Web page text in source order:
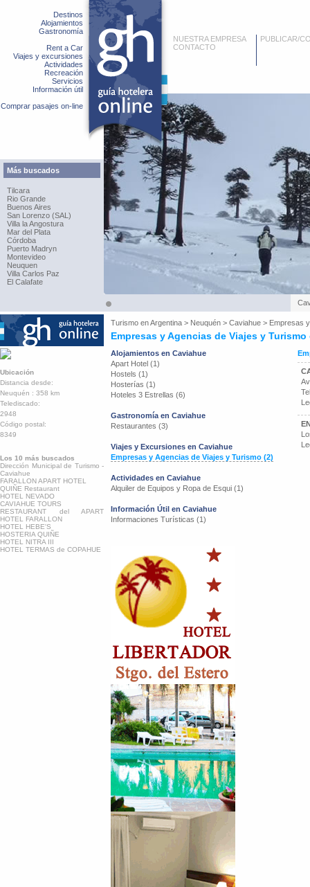
Destinos
Alojamientos
Gastronomía
Rent a Car
Viajes y excursiones
Actividades
Recreación
Servicios
Información útil
Comprar pasajes on-line
Más buscados
Tilcara
Rio Grande
Buenos Aires
San Lorenzo (SAL)
Villa la Angostura
Mar del Plata
Córdoba
Puerto Madryn
Montevideo
Neuquen
Villa Carlos Paz
El Calafate
NUESTRA EMPRESA
CONTACTO
PUBLICAR/
Turismo enArgentina > Neuquén > Caviahue > Empresas
Empresas y Agencias de Viajes y Turismo
Ubicación
Distancia desde:
Neuquén : 358 km
Telediscado:
2948
Código postal:
8349
Los 10 más buscados
Dirección Municipal de Turismo -
Caviahue
FARALLON APART HOTEL
QUIÑE Restaurant
HOTEL NEVADO
CAVIAHUE TOURS
RESTAURANT del APART
HOTEL FARALLON
HOTEL HEBE'S
HOSTERIA QUIÑE
HOTEL NITRA III
HOTEL TERMAS de COPAHUE
Alojamientos en Caviahue
Apart Hotel (1)
Hostels (1)
Hosterías (1)
Hoteles 3 Estrellas (6)
Gastronomía en Caviahue
Restaurantes (3)
Viajes y Excursiones en Caviahue
Empresas y Agencias de Viajes y Turismo (2)
Actividades en Caviahue
Alquiler de Equipos y Ropa de Esqui (1)
Información Útil en Caviahue
Informaciones Turísticas (1)